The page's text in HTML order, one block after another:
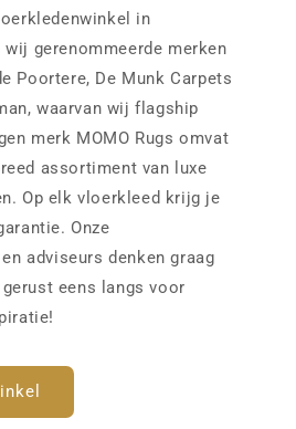
in
gerenommeerde merken
Poortere, De Munk Carpets
waarvan wij flagship
merk MOMO Rugs omvat
assortiment van luxe
Op elk vloerkleed krijg je
Onze
adviseurs denken graag
eens langs voor